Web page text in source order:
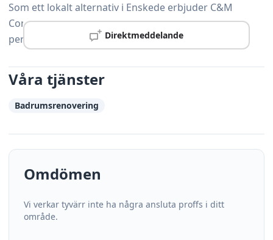
Direktmeddelande
Som ett lokalt alternativ i Enskede erbjuder C&M
Construction AB professionell snickeriservice med
personlig service och hög precision.
Våra tjänster
Badrumsrenovering
Omdömen
Vi verkar tyvärr inte ha några ansluta proffs i ditt
område.